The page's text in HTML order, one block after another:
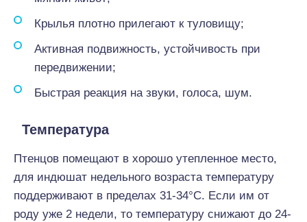
Крылья плотно прилегают к туловищу;
Активная подвижность, устойчивость при
передвижении;
Быстрая реакция на звуки, голоса, шум.
Температура
Птенцов помещают в хорошо утепленное место,
для индюшат недельного возраста температуру
поддерживают в пределах 31-34°С. Если им от
роду уже 2 недели, то температуру снижают до 24-